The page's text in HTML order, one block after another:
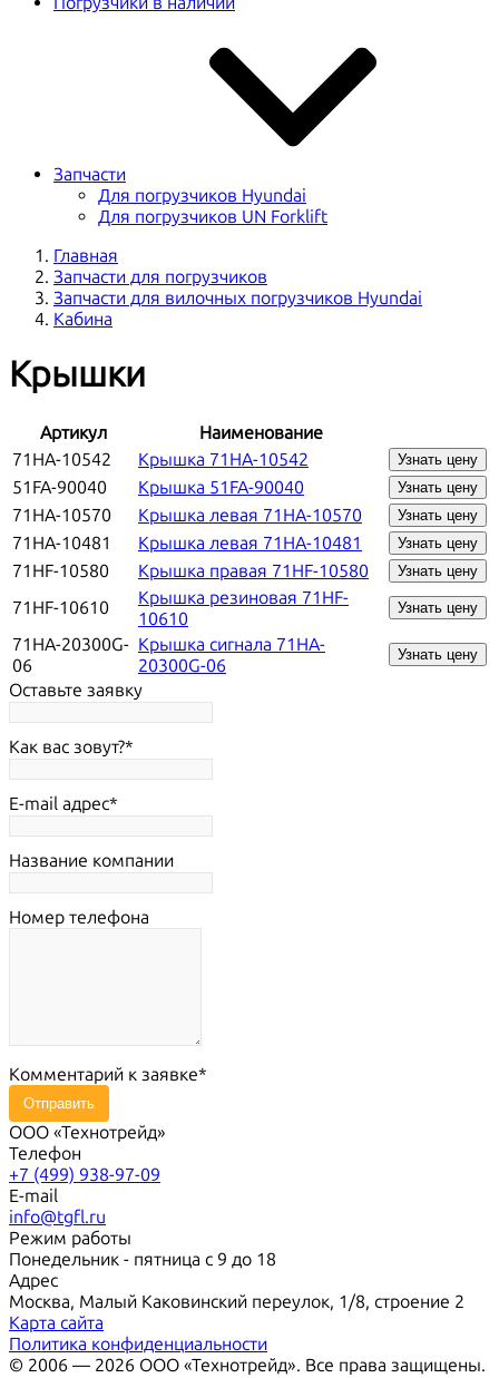
Запчасти
Для погрузчиков Hyundai
Для погрузчиков UN Forklift
Главная
Запчасти для погрузчиков
Запчасти для вилочных погрузчиков Hyundai
Кабина
Крышки
Артикул
Наименование
71HA-10542
Крышка 71HA-10542 Узнать цену
51FA-90040 Крышка 51FA-90040 Узнать цену
71HA-10570 Крышка левая 71HA-10570 Узнать цену
71HA-10481 Крышка левая 71HA-10481 Узнать цену
71HF-10580 Крышка правая 71HF-10580 Узнать цену
71HF-10610
Крышка резиновая 71HF-
10610
Узнать цену
71HA-20300G-
06
Крышка сигнала 71HA-
20300G-06
Узнать цену
Оставьте заявку
Как вас зовут?
E-mail адрес
Название компании
Номер телефона
Комментарий к заявке
Отправить
ООО «Технотрейд»
Телефон
+7 (499) 938-97-09
E-mail
info@tgfl.ru
Режим работы
Понедельник - пятница с 9 до 18
Адрес
Москва, Малый Каковинский переулок, 1/8, строение 2
Карта сайта
Политика конфиденциальности
© 2006 — 2026 ООО «Технотрейд». Все права защищены.